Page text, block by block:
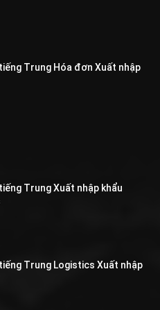
Trung Hóa đơn Xuất nhập
Trung Xuất nhập khẩu
Trung Logistics Xuất nhập